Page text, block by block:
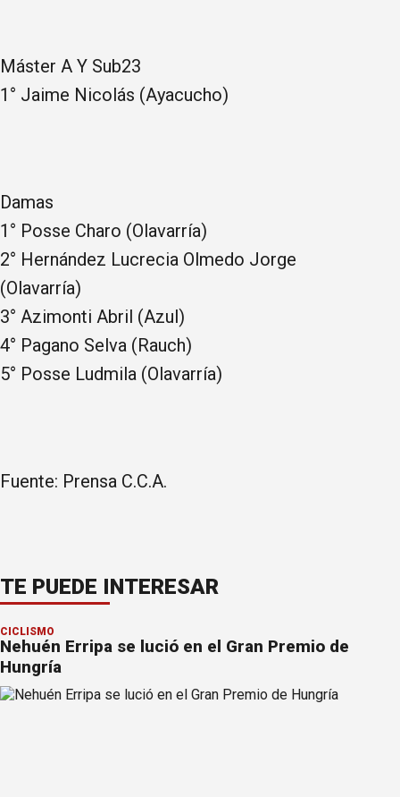
Máster A Y Sub23
1° Jaime Nicolás (Ayacucho)
Damas
1° Posse Charo (Olavarría)
2° Hernández Lucrecia Olmedo Jorge
(Olavarría)
3° Azimonti Abril (Azul)
4° Pagano Selva (Rauch)
5° Posse Ludmila (Olavarría)
Fuente: Prensa C.C.A.
TE PUEDE INTERESAR
CICLISMO
Nehuén Erripa se lució en el Gran Premio de
Hungría